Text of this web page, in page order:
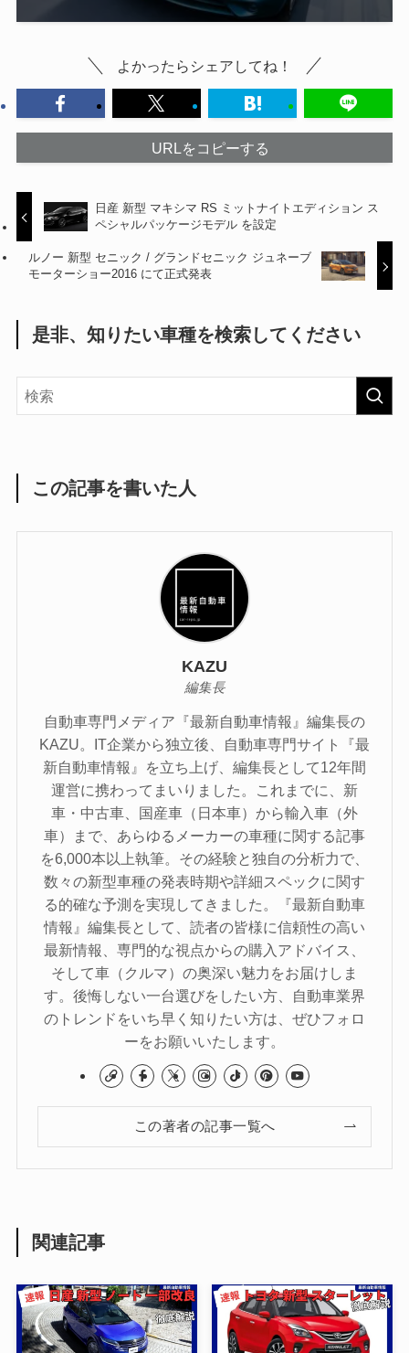
よかったらシェアしてね！
URLをコピーする
日産 新型 マキシマ RS ミットナイトエディション ス
ペシャルパッケージモデル を設定
ルノー 新型 セニック / グランドセニック ジュネーブ
モーターショー2016 にて正式発表
是非、知りたい車種を検索してください
この記事を書いた人
KAZU
編集長
自動車専門メディア『最新自動車情報』編集長の
KAZU。IT企業から独立後、自動車専門サイト『最
新自動車情報』を立ち上げ、編集長として12年間
運営に携わってまいりました。これまでに、新
車・中古車、国産車（日本車）から輸入車（外
車）まで、あらゆるメーカーの車種に関する記事
を6,000本以上執筆。その経験と独自の分析力で、
数々の新型車種の発表時期や詳細スペックに関す
る的確な予測を実現してきました。『最新自動車
情報』編集長として、読者の皆様に信頼性の高い
最新情報、専門的な視点からの購入アドバイス、
そして車（クルマ）の奥深い魅力をお届けしま
す。後悔しない一台選びをしたい方、自動車業界
のトレンドをいち早く知りたい方は、ぜひフォロ
ーをお願いいたします。
この著者の記事一覧へ
関連記事